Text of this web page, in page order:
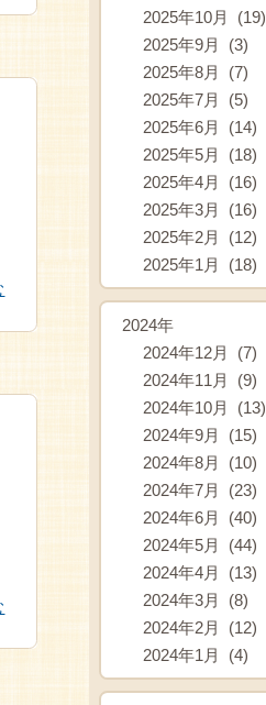
2025年10月 (19)
2025年9月 (3)
2025年8月 (7)
2025年7月 (5)
2025年6月 (14)
2025年5月 (18)
2025年4月 (16)
2025年3月 (16)
2025年2月 (12)
2025年1月 (18)
2024年
2024年12月 (7)
2024年11月 (9)
2024年10月 (13)
2024年9月 (15)
2024年8月 (10)
2024年7月 (23)
2024年6月 (40)
2024年5月 (44)
2024年4月 (13)
2024年3月 (8)
2024年2月 (12)
2024年1月 (4)